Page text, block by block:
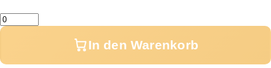
Menge
In den Warenkorb